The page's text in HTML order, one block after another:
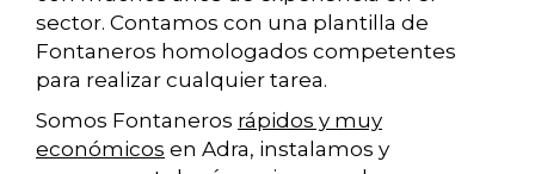
sector. Contamos con una plantilla de
Fontaneros homologados competentes
para realizar cualquier tarea.
Somos Fontaneros rápidos y muy
económicos en Adra, instalamos y